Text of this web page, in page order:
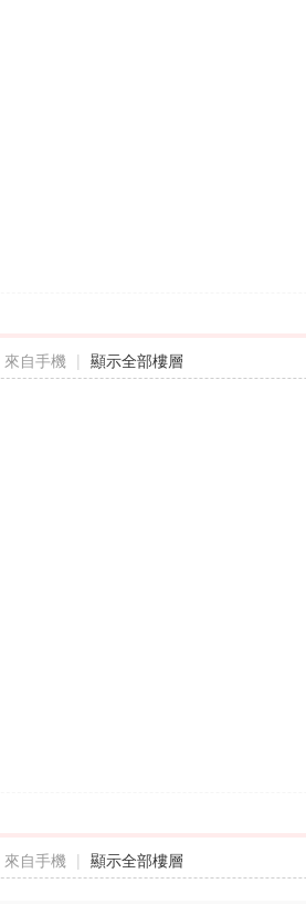
來自手機 | 顯示全部樓層
來自手機 | 顯示全部樓層